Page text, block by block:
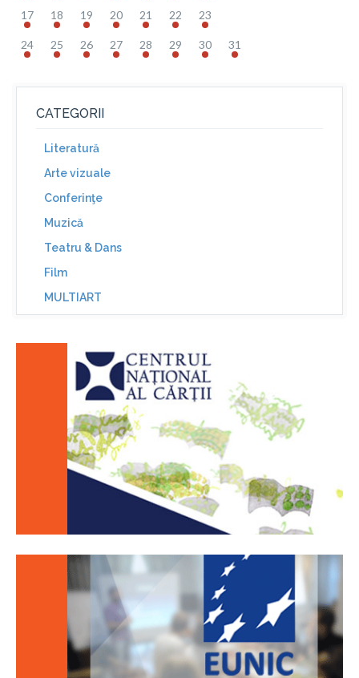
17 18 19 20 21 22 23
24 25 26 27 28 29 30 31
CATEGORII
Literatură
Arte vizuale
Conferinţe
Muzică
Teatru & Dans
Film
MULTIART